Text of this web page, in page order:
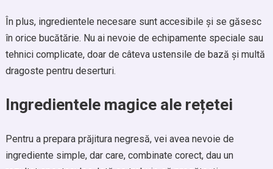
În plus, ingredientele necesare sunt accesibile și se găsesc
în orice bucătărie. Nu ai nevoie de echipamente speciale sau
tehnici complicate, doar de câteva ustensile de bază și multă
dragoste pentru deserturi.
Ingredientele magice ale rețetei
Pentru a prepara prăjitura negresă, vei avea nevoie de
ingrediente simple, dar care, combinate corect, dau un